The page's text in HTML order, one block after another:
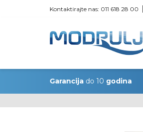
Kontaktirajte nas: 011 618 28 00
Garancija do 10 godina